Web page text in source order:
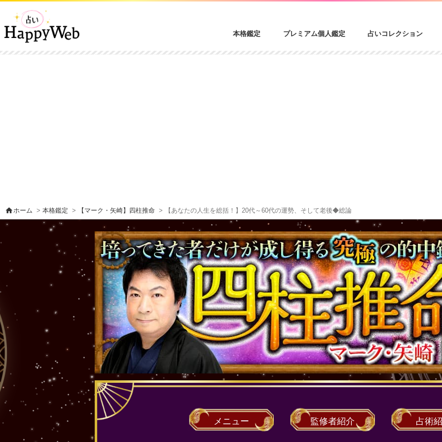
本格鑑定 プレミアム個人鑑定 占いコレクション
homeホーム > 本格鑑定 > 【マーク・矢崎】四柱推命 > 【あなたの人生を総括！】20代～60代の運勢、そして老後◆総論
メニュー 監修者紹介 占術